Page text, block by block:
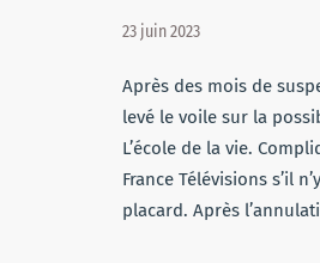
23 juin 2023
Après des mois de
levé le voile sur la
L’école de la vie.
France Télévisions s’il
placard. Après